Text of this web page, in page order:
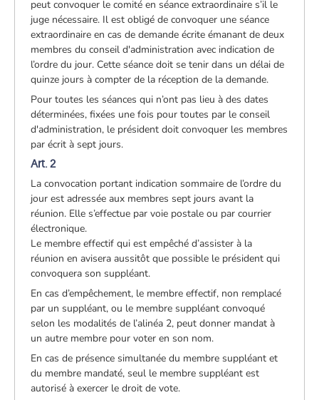
peut convoquer le comité en séance extraordinaire s’il le
juge nécessaire. Il est obligé de convoquer une séance
extraordinaire en cas de demande écrite émanant de deux
membres du conseil d'administration avec indication de
l’ordre du jour. Cette séance doit se tenir dans un délai de
quinze jours à compter de la réception de la demande.
Pour toutes les séances qui n’ont pas lieu à des dates
déterminées, fixées une fois pour toutes par le conseil
d'administration, le président doit convoquer les membres
par écrit à sept jours.
Art. 2
La convocation portant indication sommaire de l’ordre du
jour est adressée aux membres sept jours avant la
réunion. Elle s’effectue par voie postale ou par courrier
électronique.
Le membre effectif qui est empêché d’assister à la
réunion en avisera aussitôt que possible le président qui
convoquera son suppléant.
En cas d’empêchement, le membre effectif, non remplacé
par un suppléant, ou le membre suppléant convoqué
selon les modalités de l’alinéa 2, peut donner mandat à
un autre membre pour voter en son nom.
En cas de présence simultanée du membre suppléant et
du membre mandaté, seul le membre suppléant est
autorisé à exercer le droit de vote.